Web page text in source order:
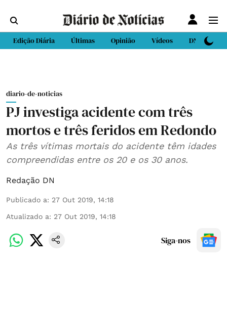
Edição Diária Últimas Opinião Vídeos DN Sport
diario-de-noticias
PJ investiga acidente com três
mortos e três feridos em Redondo
As três vítimas mortais do acidente têm idades
compreendidas entre os 20 e os 30 anos.
Redação DN
Publicado a: 27 Out 2019, 14:18
Atualizado a: 27 Out 2019, 14:18
Siga-nos